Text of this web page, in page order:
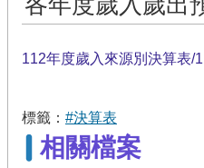
112年度歲入來源別決算表/
標籤： #決算表
相關檔案